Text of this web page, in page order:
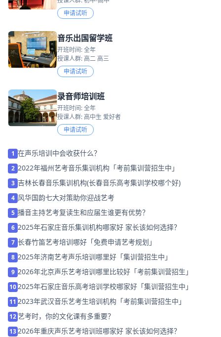
申请试听
音乐出国留学班
开班时间: 全年
授课人群: 高二 高三
申请试听
录音师培训班
开班时间: 全年
授课人群: 高中生 爱好者
申请试听
1 在声乐培训中会收获什么？
2 2022年福州艺考音乐集训机构「考前集训营招生中」
3 吉林长春音乐集训机构(长春音乐高考集训学校哪个好)
4 风华国韵七大对策助你迎战艺考
5 播音主持艺考复读生和应届生谁更有优势？
6 2025年石家庄音乐集训机构哪家好 家长该如何选择？
7 长春竹笛艺考培训哪好「免费申请艺考规划」
8 2025年济南艺考声乐培训哪里好「集训营招生中」
9 2026年北京声乐艺考培训哪里比较好「考前集训营招生」
10 2025年石家庄音乐高考培训学校哪家好「集训营招生中」
11 2023年武汉音乐艺考生培训机构「考前集训营招生中」
12艺考时，你的文化课有多重要？
13 2026年重庆声乐艺考培训班哪家好 家长该如何选择？